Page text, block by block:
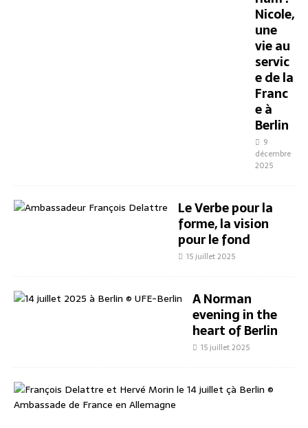
Nicole,
une
vie au
servic
e de la
Franc
e à
Berlin
9
décembre
2025
Le Verbe pour la
forme, la vision
pour le fond
15 juillet 2025
A Norman
evening in the
heart of Berlin
15 juillet 2025